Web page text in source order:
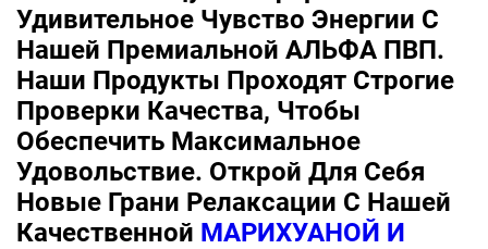
Удивительное Чувство Энергии С
Нашей Премиальной АЛЬФА ПВП.
Наши Продукты Проходят Строгие
Проверки Качества, Чтобы
Обеспечить Максимальное
Удовольствие. Открой Для Себя
Новые Грани Релаксации С Нашей
Качественной МАРИХУАНОЙ И